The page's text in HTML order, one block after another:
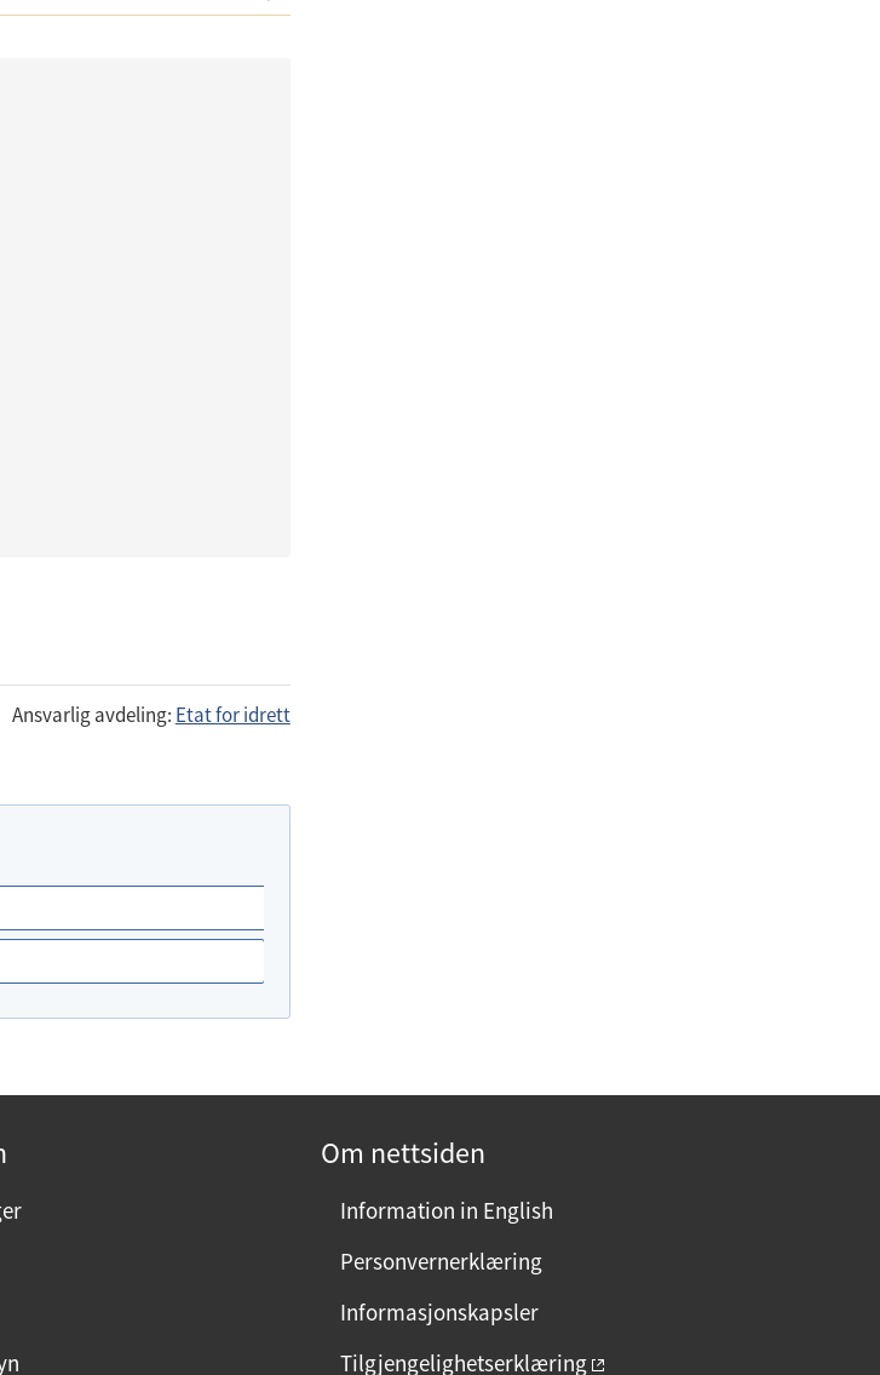
Ansvarlig avdeling: Etat for idrett
Om nettsiden
Information in English
Personvernerklæring
Informasjonskapsler
Tilgjengelighetserklæring